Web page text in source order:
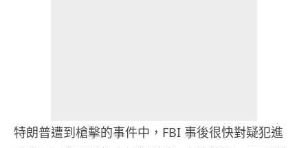
特朗普遭到槍擊的事件中，FBI 事後很快對疑犯進